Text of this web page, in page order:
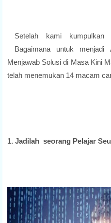
Setelah kami
Bagaimana untuk
Menjawab Solusi di Masa Kini
telah menemukan 14 macam
1. Jadilah seorang Pelajar